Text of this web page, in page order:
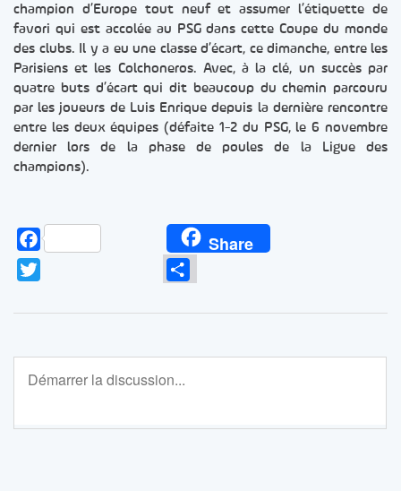
champion d’Europe tout neuf et assumer l’étiquette de
favori qui est accolée au PSG dans cette Coupe du monde
des clubs. Il y a eu une classe d’écart, ce dimanche, entre les
Parisiens et les Colchoneros. Avec, à la clé, un succès par
quatre buts d’écart qui dit beaucoup du chemin parcouru
par les joueurs de Luis Enrique depuis la dernière rencontre
entre les deux équipes (défaite 1-2 du PSG, le 6 novembre
dernier lors de la phase de poules de la Ligue des
champions).
Facebook Share